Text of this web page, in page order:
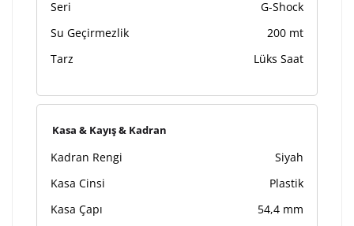
Seri
G-Shock
Su Geçirmezlik
200 mt
Tarz
Lüks Saat
Kasa & Kayış & Kadran
Kadran Rengi
Siyah
Kasa Cinsi
Plastik
Kasa Çapı
54,4 mm